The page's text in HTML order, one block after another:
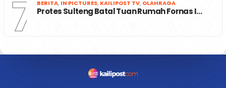
7 BERITA, IN PICTURES, KAILIPOST TV, OLAHRAGA
Protes Sulteng Batal Tuan Rumah Fornas I…